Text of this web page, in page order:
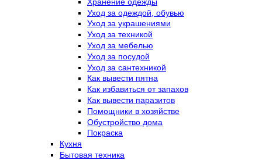
Уход за одеждой, обувью
Уход за украшениями
Уход за техникой
Уход за мебелью
Уход за посудой
Уход за сантехникой
Как вывести пятна
Как избавиться от запахов
Как вывести паразитов
Помощники в хозяйстве
Обустройство дома
Покраска
Кухня
Бытовая техника